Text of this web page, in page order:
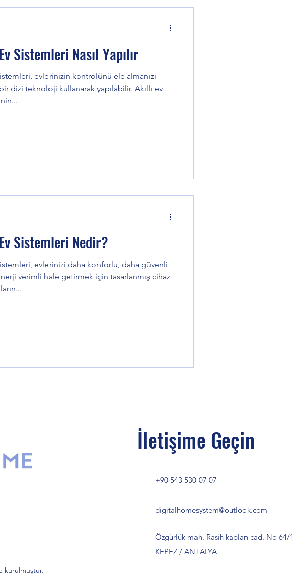
Sistemleri Nasıl Yapılır
evlerinizin kontrolünü ele almanızı
dizi teknoloji kullanarak yapılabilir. Akıllı ev
Sistemleri Nedir?
evlerinizi daha konforlu, daha güvenli
verimli hale getirmek için tasarlanmış cihaz
İletişime Geçin
+90 543 530 07 07
digitalhomesystem@outlook.com
Özgürlük mah. Rasih kaplan cad. No 64/1
KEPEZ / ANTALYA
kurulmuştur.